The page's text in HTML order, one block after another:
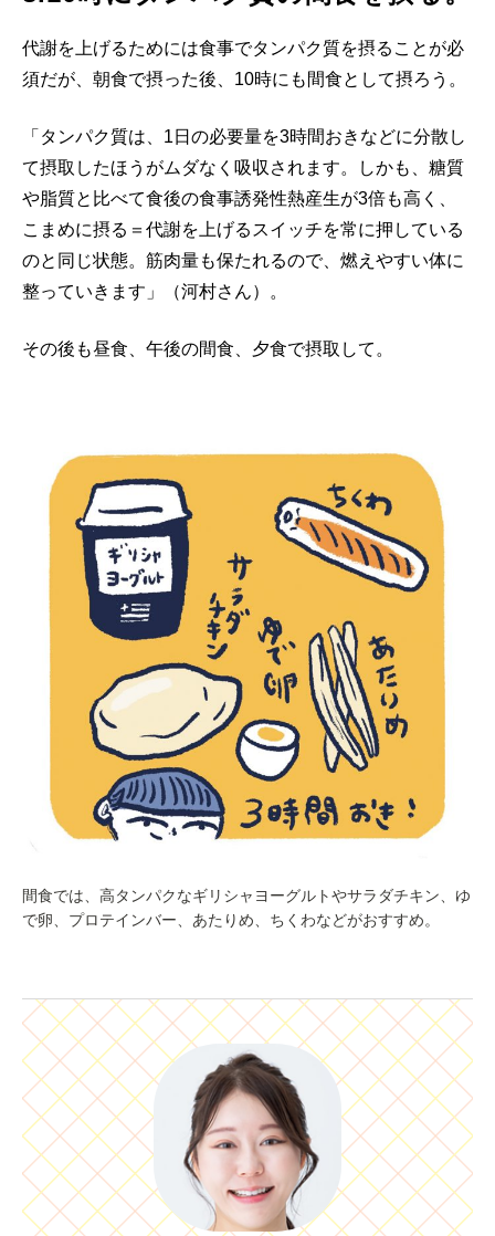
代謝を上げるためには食事でタンパク質を摂ることが必
須だが、朝食で摂った後、10時にも間食として摂ろう。
「タンパク質は、1日の必要量を3時間おきなどに分散し
て摂取したほうがムダなく吸収されます。しかも、糖質
や脂質と比べて食後の食事誘発性熱産生が3倍も高く、
こまめに摂る＝代謝を上げるスイッチを常に押している
のと同じ状態。筋肉量も保たれるので、燃えやすい体に
整っていきます」（河村さん）。
その後も昼食、午後の間食、夕食で摂取して。
間食では、高タンパクなギリシャヨーグルトやサラダチキン、ゆ
で卵、プロテインバー、あたりめ、ちくわなどがおすすめ。